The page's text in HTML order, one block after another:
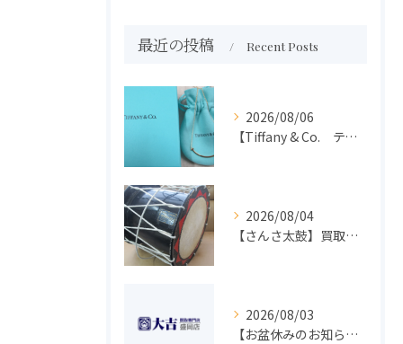
最近の投稿 Recent Posts
2026/08/06
【Tiffany & Co. ティファニー】買取 大吉盛岡店 アクセサリー買取しました！！
2026/08/04
【さんさ太鼓】買取 大吉盛岡店 楽器 買取します！！
2026/08/03
【お盆休みのお知らせ】買取専門 大吉 盛岡店